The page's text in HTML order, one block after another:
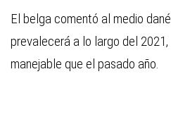
El belga comentó al medio
prevalecerá a lo largo del
manejable que el pasado año.